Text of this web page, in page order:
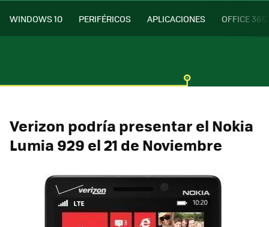
WINDOWS 10 PERIFÉRICOS APLICACIONES OFFICE 365
Verizon podría presentar el Nokia
Lumia 929 el 21 de Noviembre